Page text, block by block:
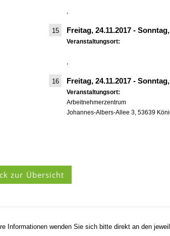
,
15 Freitag, 24.11.2017 - Sonntag,
Veranstaltungsort:
,
16 Freitag, 24.11.2017 - Sonntag,
Veranstaltungsort:
Arbeitnehmerzentrum
Johannes-Albers-Allee 3, 53639
zur Übersicht
Informationen wenden Sie sich bitte direkt an den